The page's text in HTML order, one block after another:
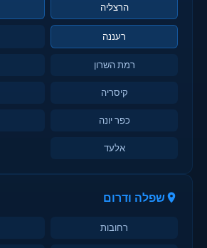
הרצליה
רעננה
רמת השרון
קיסריה
כפר יונה
אלעד
שפלה ודרום
רחובות